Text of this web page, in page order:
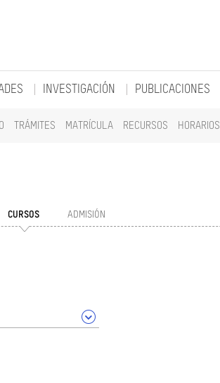
TRÁMITES MATRÍCULA RECURSOS HORARIOS
INVESTIGACIÓN PUBLICACIONES
CURSOS ADMISIÓN